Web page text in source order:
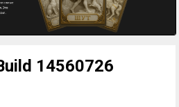
14560726